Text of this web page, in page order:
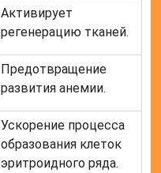
Активирует
регенерацию тканей.
Предотвращение
развития анемии.
Ускорение процесса
образования клеток
эритроидного ряда.